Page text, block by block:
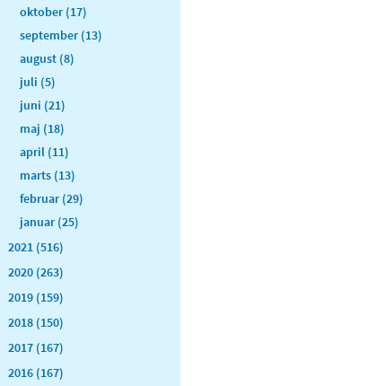
oktober (17)
september (13)
august (8)
juli (5)
juni (21)
maj (18)
april (11)
marts (13)
februar (29)
januar (25)
2021 (516)
2020 (263)
2019 (159)
2018 (150)
2017 (167)
2016 (167)